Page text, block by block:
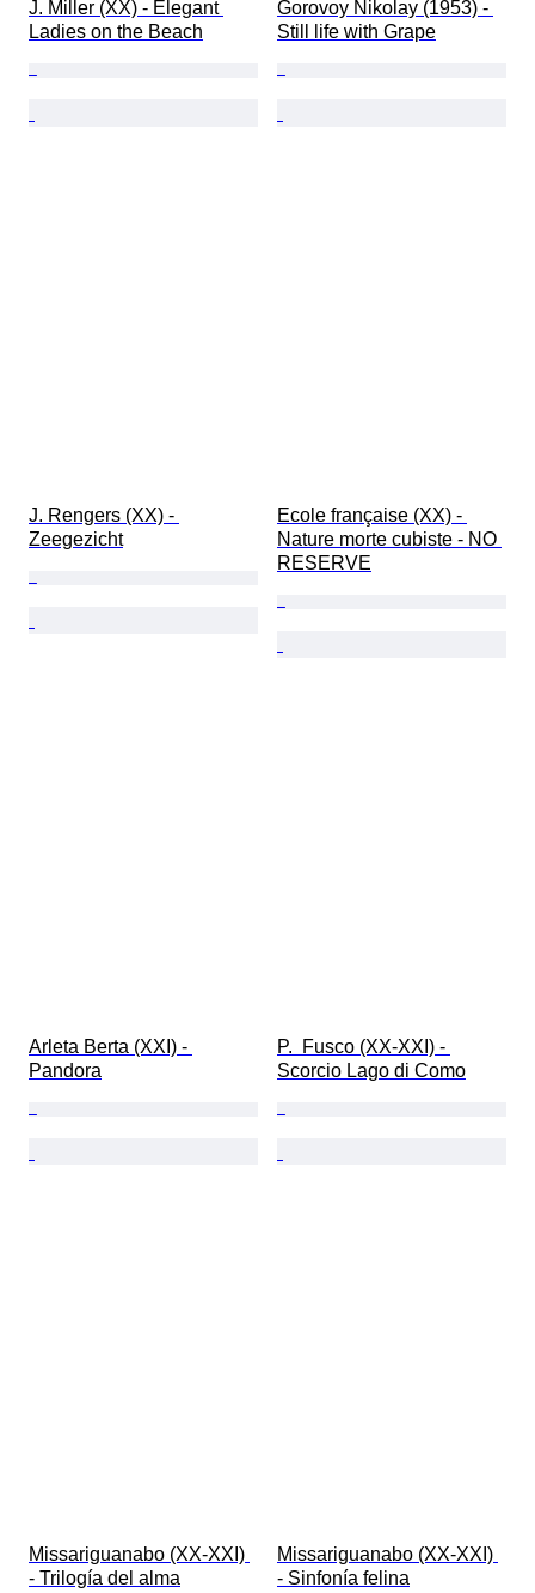
J. Miller (XX) - Elegant
Ladies on the Beach
Gorovoy Nikolay (1953) -
Still life with Grape
J. Rengers (XX) -
Zeegezicht
Ecole française (XX) -
Nature morte cubiste - NO
RESERVE
Arleta Berta (XXI) -
Pandora
P.  Fusco (XX-XXI) -
Scorcio Lago di Como
Missariguanabo (XX-XXI)
- Trilogía del alma
Missariguanabo (XX-XXI)
- Sinfonía felina